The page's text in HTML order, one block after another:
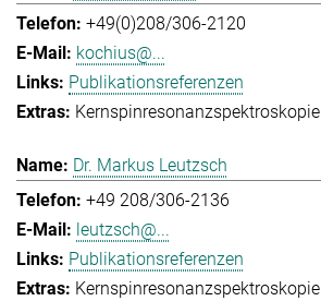
+49(0)208/306-2120
kochius@...
Publikationsreferenzen
Kernspinresonanzspektroskopie
Dr. Markus Leutzsch
+49 208/306-2136
leutzsch@...
Publikationsreferenzen
Kernspinresonanzspektroskopie